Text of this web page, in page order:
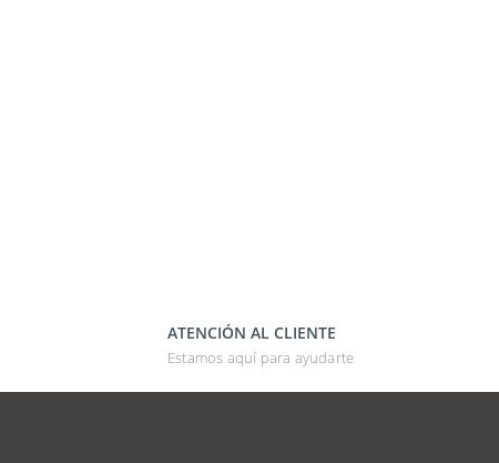
ATENCIÓN AL CLIENTE
Estamos aquí para ayudarte